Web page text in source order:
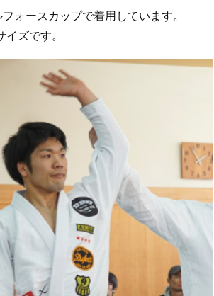
ォースカップで着用しています。
ズです。